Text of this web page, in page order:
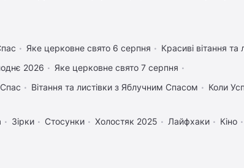
Яке церковне свято 6 серпня
Красиві вітання
2026
Яке церковне свято 7 серпня
Вітання та листівки з Яблучним Спасом Коли
Зірки Стосунки Холостяк 2025 Лайфхаки
Кіно